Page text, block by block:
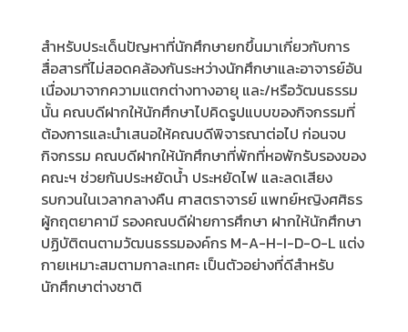
สำหรับประเด็นปัญหาที่นักศึกษายกขึ้นมาเกี่ยวกับการ
สื่อสารที่ไม่สอดคล้องกันระหว่างนักศึกษาและอาจารย์อัน
เนื่องมาจากความแตกต่างทางอายุ และ/หรือวัฒนธรรม
นั้น คณบดีฝากให้นักศึกษาไปคิดรูปแบบของกิจกรรมที่
ต้องการและนำเสนอให้คณบดีพิจารณาต่อไป ก่อนจบ
กิจกรรม คณบดีฝากให้นักศึกษาที่พักที่หอพักรับรองของ
คณะฯ ช่วยกันประหยัดน้ำ ประหยัดไฟ และลดเสียง
รบกวนในเวลากลางคืน ศาสตราจารย์ แพทย์หญิงศศิธร
ผู้กฤตยาคามี รองคณบดีฝ่ายการศึกษา ฝากให้นักศึกษา
ปฏิบัติตนตามวัฒนธรรมองค์กร M-A-H-I-D-O-L แต่ง
กายเหมาะสมตามกาละเทศะ เป็นตัวอย่างที่ดีสำหรับ
นักศึกษาต่างชาติ